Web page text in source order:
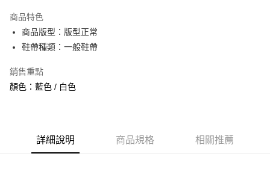
合作金庫商業銀行
華南商業銀行
上海商業儲蓄銀行
臺灣中小企業銀行
匯豐（台灣）商業銀行
台新國際商業銀行
中國信託商業銀行
超商取貨付款
LINE Pay
Apple Pay
街口支付
全盈+PAY
商品特色
商品版型：版型正常
鞋帶種類：一般鞋帶
銷售重點
顏色：藍色 / 白色
詳細說明 商品規格 相關推薦